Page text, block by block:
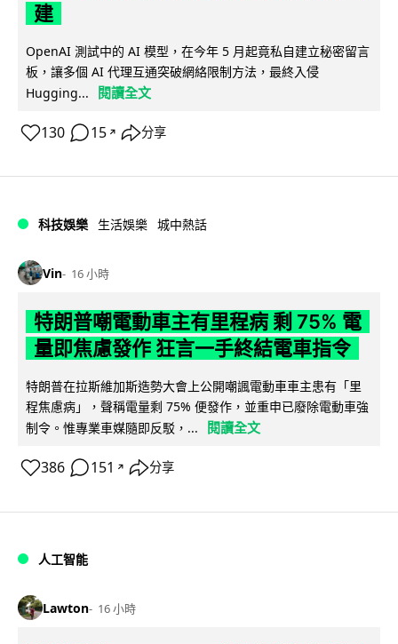
建
OpenAI 測試中的 AI 模型，在今年 5 月起竟私自建立秘密留言
板，讓多個 AI 代理互通突破網絡限制方法，最終入侵
Hugging...
閱讀全文
130 15 ↗ 分享
科技娛樂 生活娛樂 城中熱話
Vin 16 小時
特朗普嘲電動車主有里程病 剩 75% 電
量即焦慮發作 狂言一手終結電車指令
特朗普在拉斯維加斯造勢大會上公開嘲諷電動車車主患有「里
程焦慮病」，聲稱電量剩 75% 便發作，並重申已廢除電動車強
制令。惟專業車媒隨即反駁，...
閱讀全文
386 151 ↗ 分享
人工智能
Lawton 16 小時